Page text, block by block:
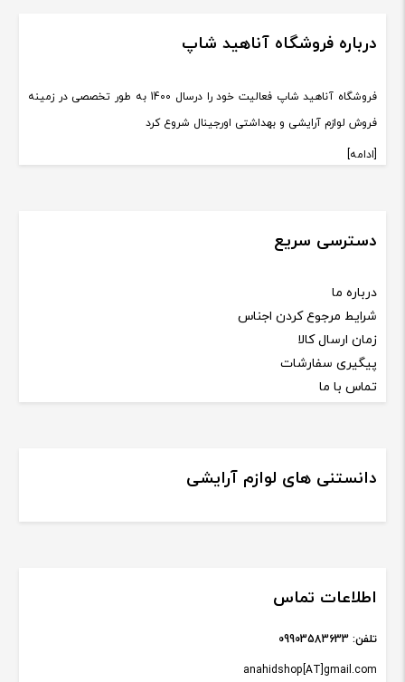
درباره فروشگاه آناهید شاپ
فروشگاه آناهید شاپ فعالیت خود را درسال 1400 به طور تخصصی در زمینه
فروش لوازم آرایشی و بهداشتی اورجینال شروع کرد
[ادامه]
دسترسی سریع
درباره ما
شرایط مرجوع کردن اجناس
زمان ارسال کالا
پیگیری سفارشات
تماس با ما
دانستنی های لوازم آرایشی
اطلاعات تماس
anahidshop[AT]gmail.com
تلفن: 09903583633